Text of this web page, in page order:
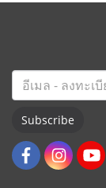
Subscribe